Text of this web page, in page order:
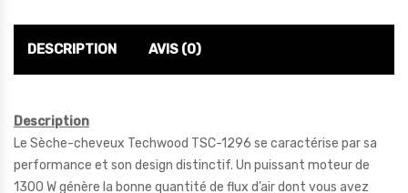
DESCRIPTION AVIS (0)
Description
Le Sèche-cheveux Techwood TSC-1296 se caractérise par sa
performance et son design distinctif. Un puissant moteur de
1300 W génère la bonne quantité de flux d’air dont vous avez